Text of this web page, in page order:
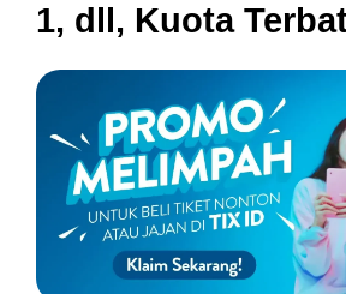
1, dll, Kuota